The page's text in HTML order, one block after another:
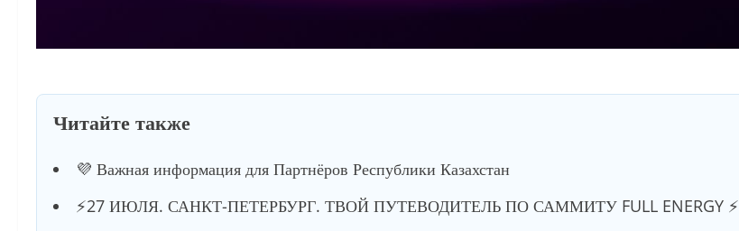
Читайте также
💜 Важная информация для Партнёров Республики Казахстан
⚡️27 ИЮЛЯ. САНКТ-ПЕТЕРБУРГ. ТВОЙ ПУТЕВОДИТЕЛЬ ПО САММИТУ FULL ENERGY ⚡️